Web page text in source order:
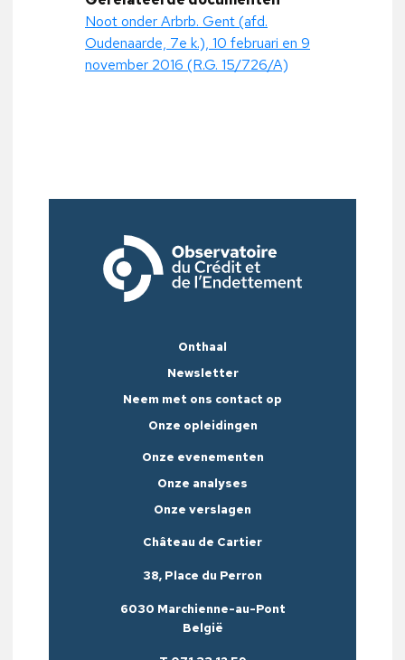
Noot onder Arbrb. Gent (afd.
Oudenaarde, 7e k.), 10 februari en 9
november 2016 (R.G. 15/726/A)
Onthaal
Newsletter
Neem met ons contact op
Onze opleidingen
Onze evenementen
Onze analyses
Onze verslagen
Château de Cartier
38, Place du Perron
6030 Marchienne-au-Pont
België